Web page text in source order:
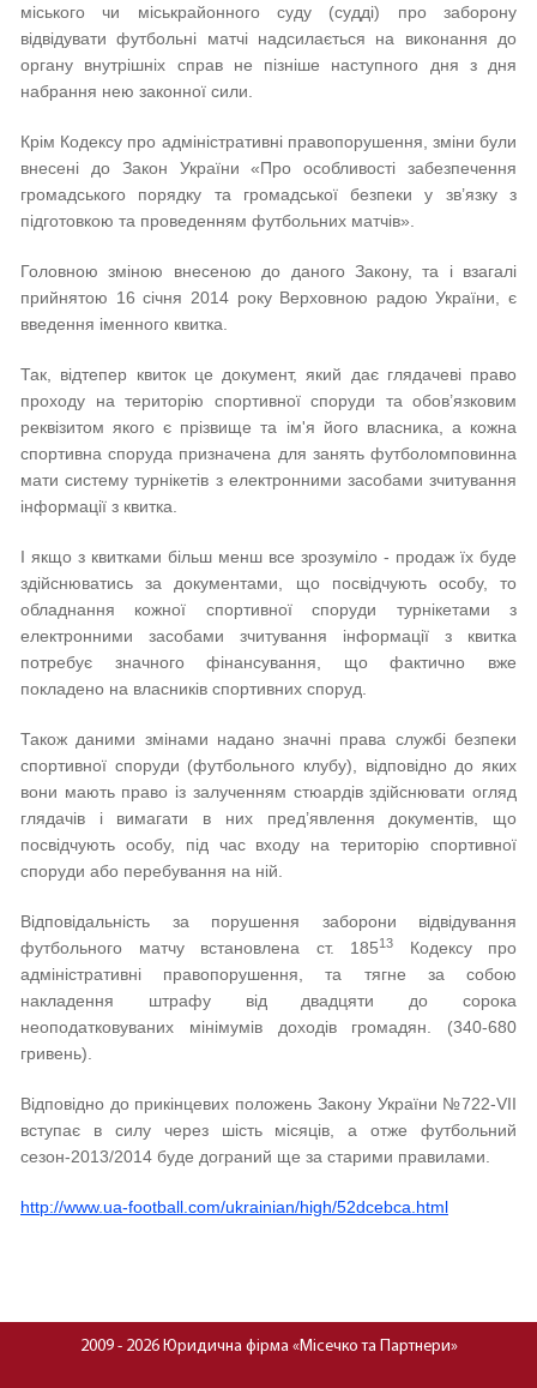
міського чи міськрайонного суду (судді) про заборону
відвідувати футбольні матчі надсилається на виконання до
органу внутрішніх справ не пізніше наступного дня з дня
набрання нею законної сили.
Крім Кодексу про адміністративні правопорушення, зміни були
внесені до Закон України «Про особливості забезпечення
громадського порядку та громадської безпеки у зв’язку з
підготовкою та проведенням футбольних матчів».
Головною зміною внесеною до даного Закону, та і взагалі
прийнятою 16 січня 2014 року Верховною радою України, є
введення іменного квитка.
Так, відтепер квиток це документ, який дає глядачеві право
проходу на територію спортивної споруди та обов’язковим
реквізитом якого є прізвище та ім'я його власника, а кожна
спортивна споруда призначена для занять футболомповинна
мати систему турнікетів з електронними засобами зчитування
інформації з квитка.
І якщо з квитками більш менш все зрозуміло - продаж їх буде
здійснюватись за документами, що посвідчують особу, то
обладнання кожної спортивної споруди турнікетами з
електронними засобами зчитування інформації з квитка
потребує значного фінансування, що фактично вже
покладено на власників спортивних споруд.
Також даними змінами надано значні права службі безпеки
спортивної споруди (футбольного клубу), відповідно до яких
вони мають право із залученням стюардів здійснювати огляд
глядачів і вимагати в них пред’явлення документів, що
посвідчують особу, під час входу на територію спортивної
споруди або перебування на ній.
Відповідальність за порушення заборони відвідування
футбольного матчу встановлена ст. 18513
Кодексу про
адміністративні правопорушення, та тягне за собою
накладення штрафу від двадцяти до сорока
неоподатковуваних мінімумів доходів громадян. (340-680
гривень).
Відповідно до прикінцевих положень Закону України №722-VII
вступає в силу через шість місяців, а отже футбольний
сезон-2013/2014 буде дограний ще за старими правилами.
http://www.ua-football.com/ukrainian/high/52dcebca.html
2009 - 2026 Юридична фірма «Місечко та Партнери»